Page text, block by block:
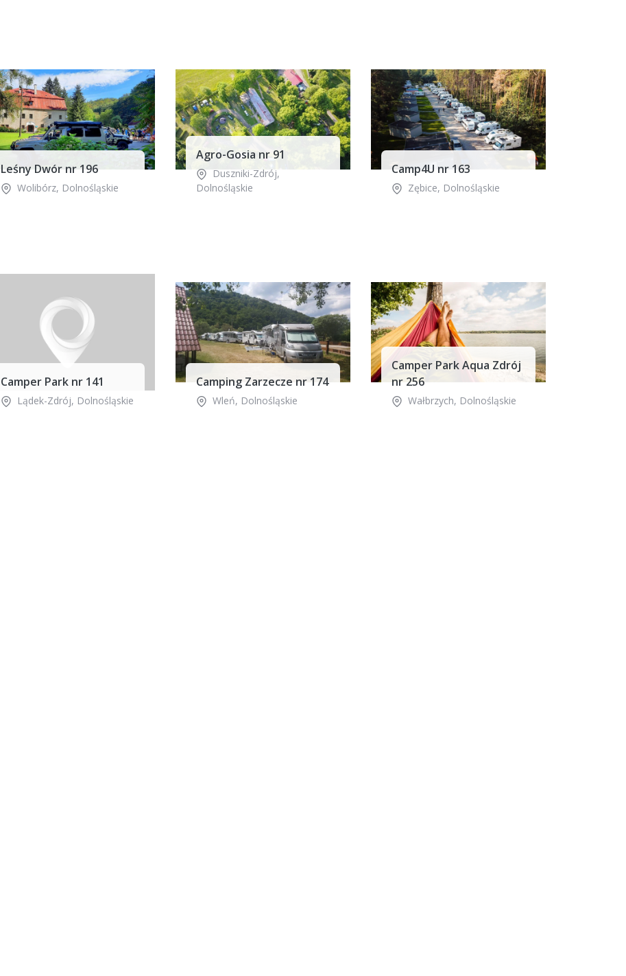
Leśny Dwór nr 196
Wolibórz, Dolnośląskie
Agro-Gosia nr 91
Duszniki-Zdrój,
Dolnośląskie
Camp4U nr 163
Zębice, Dolnośląskie
Camper Park nr 141
Lądek-Zdrój, Dolnośląskie
Camping Zarzecze nr 174
Wleń, Dolnośląskie
Camper Park Aqua Zdrój
nr 256
Wałbrzych, Dolnośląskie